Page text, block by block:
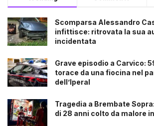
Scomparsa Alessandro
infittisce: ritrovata la sua
incidentata
Grave episodio a Carvico:
torace da una fiocina nel
dell’Iperal
Tragedia a Brembate
di 28 anni colto da malore